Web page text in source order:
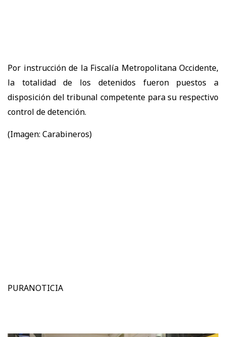
Por instrucción de la Fiscalía Metropolitana Occidente,
la totalidad de los detenidos fueron puestos a
disposición del tribunal competente para su respectivo
control de detención.
(Imagen: Carabineros)
PURANOTICIA